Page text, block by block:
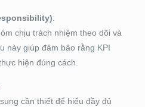
:
chịu trách nhiệm theo dõi và
này giúp đảm bảo rằng KPI
hiện đúng cách.
cần thiết để hiểu đầy đủ